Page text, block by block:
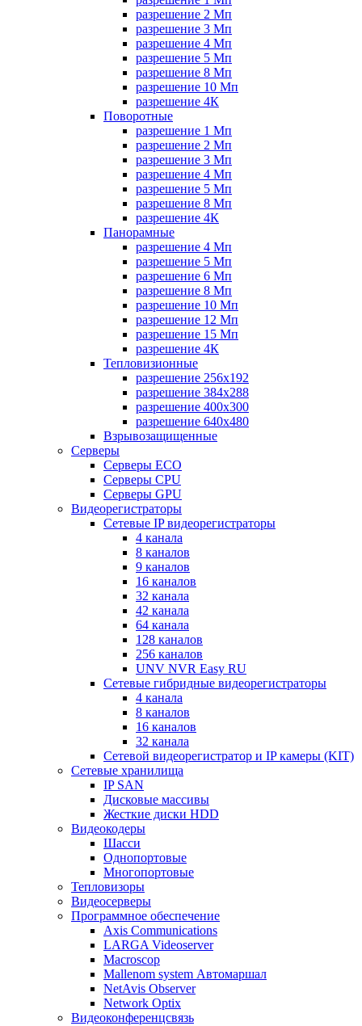
разрешение 2 Мп
разрешение 3 Мп
разрешение 4 Мп
разрешение 5 Мп
разрешение 8 Мп
разрешение 10 Мп
разрешение 4К
Поворотные
разрешение 1 Мп
разрешение 2 Мп
разрешение 3 Мп
разрешение 4 Мп
разрешение 5 Мп
разрешение 8 Мп
разрешение 4К
Панорамные
разрешение 4 Мп
разрешение 5 Мп
разрешение 6 Мп
разрешение 8 Мп
разрешение 10 Мп
разрешение 12 Мп
разрешение 15 Мп
разрешение 4К
Тепловизионные
разрешение 256x192
разрешение 384х288
разрешение 400x300
разрешение 640х480
Взрывозащищенные
Серверы
Серверы ECO
Серверы CPU
Серверы GPU
Видеорегистраторы
Сетевые IP видеорегистраторы
4 канала
8 каналов
9 каналов
16 каналов
32 канала
42 канала
64 канала
128 каналов
256 каналов
UNV NVR Easy RU
Сетевые гибридные видеорегистраторы
4 канала
8 каналов
16 каналов
32 канала
Сетевой видеорегистратор и IP камеры (KIT)
Сетевые хранилища
IP SAN
Дисковые массивы
Жесткие диски HDD
Видеокодеры
Шасси
Однопортовые
Многопортовые
Тепловизоры
Видеосерверы
Программное обеспечение
Axis Communications
LARGA Videoserver
Macroscop
Mallenom system Автомаршал
NetAvis Observer
Network Optix
Видеоконференцсвязь